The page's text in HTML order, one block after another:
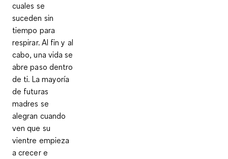
cuales se
suceden sin
tiempo para
respirar. Al fin y al
cabo, una vida se
abre paso dentro
de ti. La mayoría
de futuras
madres se
alegran cuando
ven que su
vientre empieza
a crecer e